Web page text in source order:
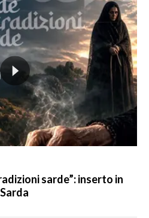
sarde”: inserto in